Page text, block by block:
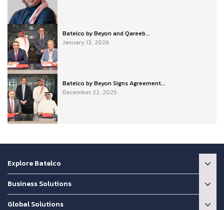
Batelco by Beyon and Qareeb...
January 13, 2026
Batelco by Beyon Signs Agreement...
December 22, 2025
Explore Batelco
Business Solutions
Global Solutions